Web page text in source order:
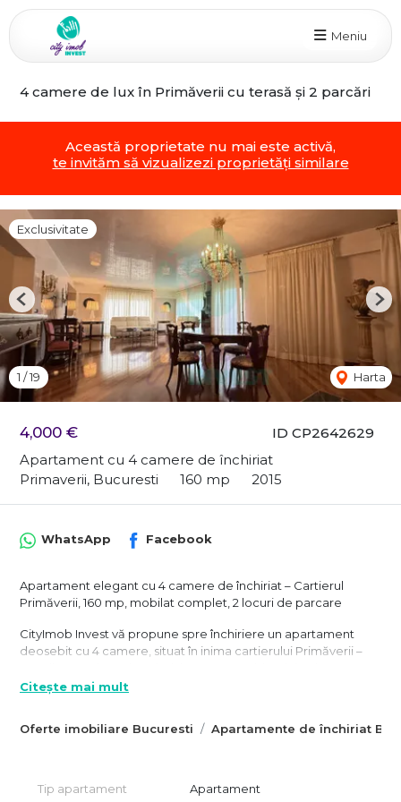
Meniu
4 camere de lux în Primăverii cu terasă și 2 parcări
Această proprietate nu mai este activă,
te invităm să vizualizezi proprietăți similare
ID CP2642629
4,000 €
Apartament cu 4 camere de închiriat
Primaverii, Bucuresti
160 mp 2015
Exclusivitate
1 /19 Harta
Previous
Oferte imobiliare Bucuresti Apartamente de închiriat
WhatsApp Facebook
Apartament elegant cu 4 camere de închiriat – Cartierul
Primăverii, 160 mp, mobilat complet, 2 locuri de parcare
CityImob Invest vă propune spre închiriere un apartament
deosebit cu 4 camere, situat în inima cartierului Primăverii –
Capitalei.
află la etajul 3 al unui imobil bine întreținut, beneficiind de
Zona de zi cuprinde un living spațios, zona de dining și un
Citește mai mult
Tip apartament Apartament